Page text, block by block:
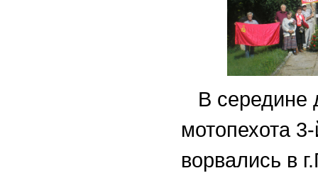
В середине
мотопехота
ворвались в